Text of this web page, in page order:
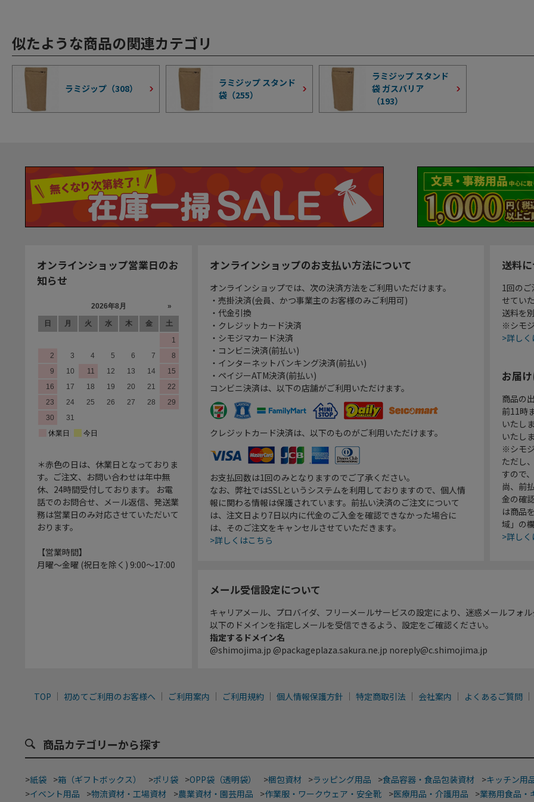
似たような商品の関連カテゴリ
ラミジップ（308）
ラミジップ スタンド
袋（255）
ラミジップ スタンド
袋 ガスバリア
（193）
オンラインショップ営業日のお
知らせ
＊赤色の日は、休業日となっておりま
す。ご注文、お問い合わせは年中無
休、24時間受付しております。 お電
話でのお問合せ、メール返信、発送業
務は営業日のみ対応させていただいて
おります。
【営業時間】
月曜～金曜 (祝日を除く) 9:00～17:00
オンラインショップのお支払い方法について
オンラインショップでは、次の決済方法をご利用いただけます。
・売掛決済(会員、かつ事業主のお客様のみご利用可)
・代金引換
・クレジットカード決済
・シモジマカード決済
・コンビニ決済(前払い)
・インターネットバンキング決済(前払い)
・ペイジーATM決済(前払い)
コンビニ決済は、以下の店舗がご利用いただけます。
クレジットカード決済は、以下のものがご利用いただけます。
お支払回数は1回のみとなりますのでご了承ください。
なお、弊社ではSSLというシステムを利用しておりますので、個人情
報に関わる情報は保護されています。前払い決済のご注文について
は、注文日より7日以内に代金のご入金を確認できなかった場合に
は、そのご注文をキャンセルさせていただきます。
>詳しくはこちら
送料
1回の
せてい
送料を
※シモ
>詳し
お届
商品の
前11時
いたし
いたし
※シモ
ただし
すので
尚、前
金の確
は商品
域」の
>詳し
メール受信設定について
キャリアメール、プロバイダ、フリーメールサービスの設定により、迷惑メールフォ
以下のドメインを指定しメールを受信できるよう、設定をご確認ください。
指定するドメイン名
@shimojima.jp @packageplaza.sakura.ne.jp noreply@c.shimojima.jp
TOP 初めてご利用のお客様へ ご利用案内 ご利用規約 個人情報保護方針 特定商取引法 会社案内 よくあるご質問
商品カテゴリーから探す
>紙袋 >箱（ギフトボックス） >ポリ袋 >OPP袋（透明袋） >梱包資材 >ラッピング用品 >食品容器・食品包装資材 >キッチン用
>イベント用品 >物流資材・工場資材 >農業資材・園芸用品 >作業服・ワークウェア・安全靴 >医療用品・介護用品 >業務用食品・